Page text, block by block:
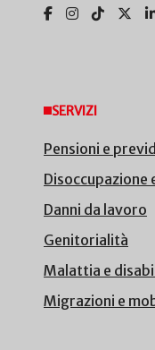
SERVIZI
Pensioni e
Disoccupazione
Danni da lavoro
Genitorialità
Malattia e
Migrazioni e